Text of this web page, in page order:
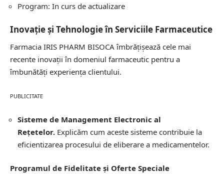
Program: In curs de actualizare
Inovație și Tehnologie în Serviciile Farmaceutice
Farmacia IRIS PHARM BISOCA îmbrățișează cele mai
recente inovații în domeniul farmaceutic pentru a
îmbunătăți experiența clientului.
PUBLICITATE
Sisteme de Management Electronic al
Rețetelor. Explicăm cum aceste sisteme contribuie la
eficientizarea procesului de eliberare a medicamentelor.
Programul de Fidelitate și Oferte Speciale